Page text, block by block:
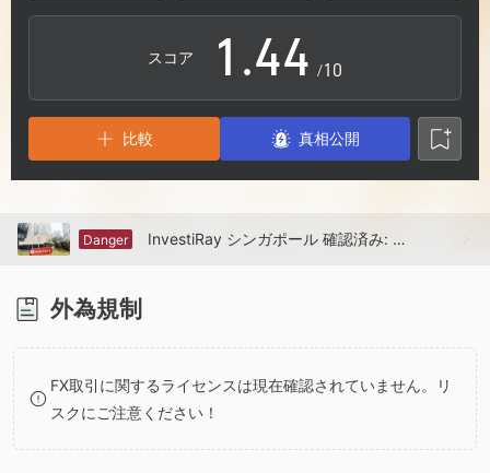
スコア
1
2
3
4
6
7
.4
5
6
7
9
4
5
6
7
9
/10
比較 真相公開
Danger InvestiRay シンガポール 確認済み: 物理的な存在は確認されていません
外為規制
FX取引に関するライセンスは現在確認されていません。リ
スクにご注意ください！